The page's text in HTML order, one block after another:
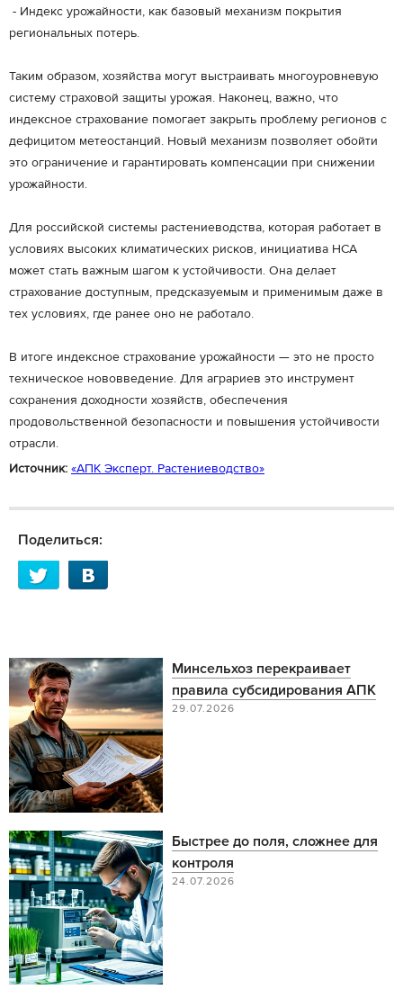
- Индекс урожайности, как базовый механизм покрытия
региональных потерь.
Таким образом, хозяйства могут выстраивать многоуровневую
систему страховой защиты урожая. Наконец, важно, что
индексное страхование помогает закрыть проблему регионов с
дефицитом метеостанций. Новый механизм позволяет обойти
это ограничение и гарантировать компенсации при снижении
урожайности.
Для российской системы растениеводства, которая работает в
условиях высоких климатических рисков, инициатива НСА
может стать важным шагом к устойчивости. Она делает
страхование доступным, предсказуемым и применимым даже в
тех условиях, где ранее оно не работало.
В итоге индексное страхование урожайности — это не просто
техническое нововведение. Для аграриев это инструмент
сохранения доходности хозяйств, обеспечения
продовольственной безопасности и повышения устойчивости
отрасли.
Источник: «АПК Эксперт. Растениеводство»
Поделиться:
Минсельхоз перекраивает
правила субсидирования АПК
29.07.2026
Быстрее до поля, сложнее для
контроля
24.07.2026